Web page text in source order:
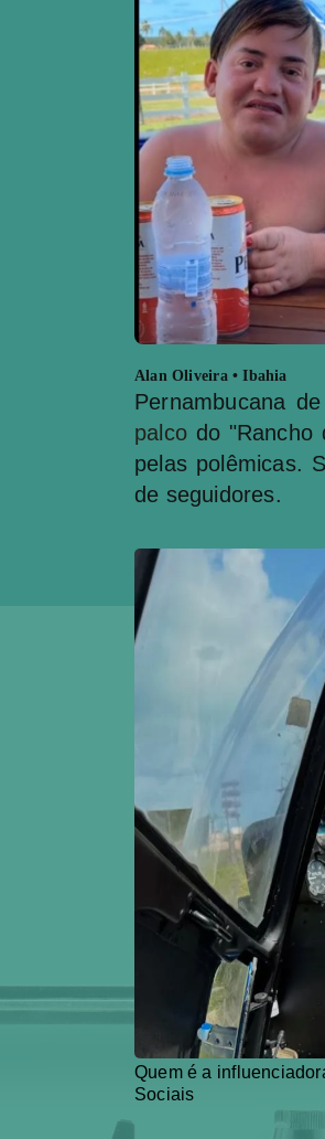
Alan Oliveira • Ibahia
Pernambucana
palco do "Rancho
pelas polêmicas.
de seguidores.
Quem é a
Sociais